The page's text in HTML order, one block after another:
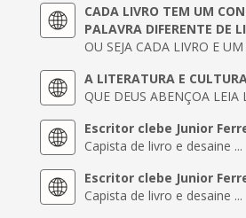
CADA LIVRO TEM UM
PALAVRA DIFERENTE DE
OU SEJA CADA LIVRO E UM
A LITERATURA E
QUE DEUS ABENÇOA LEIA
Escritor clebe Junior
Capista de livro e desaine ...
Escritor clebe Junior
Capista de livro e desaine ...